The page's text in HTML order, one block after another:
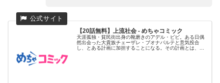
【20話無料】上流社会 - めちゃコミック
天涯孤独・貧民街出身の靴磨きのアデル・ビビ。ある日偶
然出会った大貴族チェーザレ・ブオナパルテと意気投合
し、とある計画に加担することになる。その計画とは、ブ